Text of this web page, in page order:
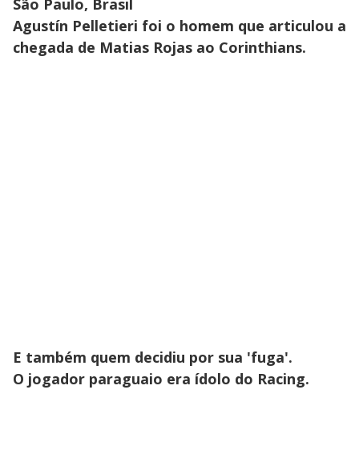
São Paulo, Brasil
Agustín Pelletieri foi o homem que articulou a
chegada de Matias Rojas ao Corinthians.
E também quem decidiu por sua 'fuga'.
O jogador paraguaio era ídolo do Racing.